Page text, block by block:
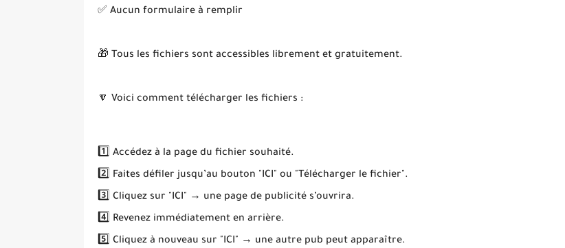
✅ Aucun formulaire à remplir
🎁 Tous les fichiers sont accessibles librement et gratuitement.
🔽 Voici comment télécharger les fichiers :
1️⃣ Accédez à la page du fichier souhaité.
2️⃣ Faites défiler jusqu’au bouton "ICI" ou "Télécharger le fichier".
3️⃣ Cliquez sur "ICI" → une page de publicité s’ouvrira.
4️⃣ Revenez immédiatement en arrière.
5️⃣ Cliquez à nouveau sur "ICI" → une autre pub peut apparaître.